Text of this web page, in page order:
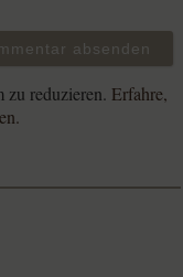
zu reduzieren. Erfahre,